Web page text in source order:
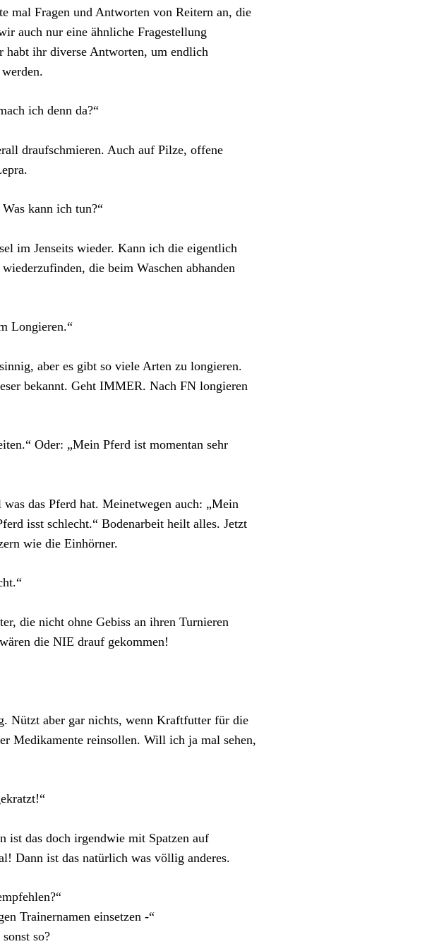
mal Fragen und Antworten von Reitern an, die
auch nur eine ähnliche Fragestellung
ihr diverse Antworten, um endlich
ich denn da?“
draufschmieren. Auch auf Pilze, offene
kann ich tun?“
im Jenseits wieder. Kann ich die eigentlich
die beim Waschen abhanden
Longieren.“
aber es gibt so viele Arten zu longieren.
bekannt. Geht IMMER. Nach FN longieren
Oder: „Mein Pferd ist momentan sehr
das Pferd hat. Meinetwegen auch: „Mein
isst schlecht.“ Bodenarbeit heilt alles. Jetzt
wie die Einhörner.
die nicht ohne Gebiss an ihren Turnieren
die NIE drauf gekommen!
Nützt aber gar nichts, wenn Kraftfutter für die
Medikamente reinsollen. Will ich ja mal sehen,
ist das doch irgendwie mit Spatzen auf
Dann ist das natürlich was völlig anderes.
Trainernamen einsetzen -“
so?